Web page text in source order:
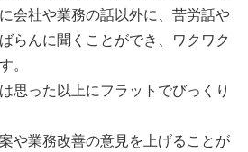
会社や業務の話以外に、苦労話や
らんに聞くことができ、ワクワク
。
思った以上にフラットでびっくり
や業務改善の意見を上げることが